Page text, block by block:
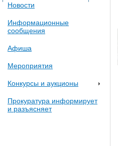
Новости
Информационные
сообщения
Афиша
Мероприятия
Конкурсы и аукционы
Прокуратура информирует
и разъясняет